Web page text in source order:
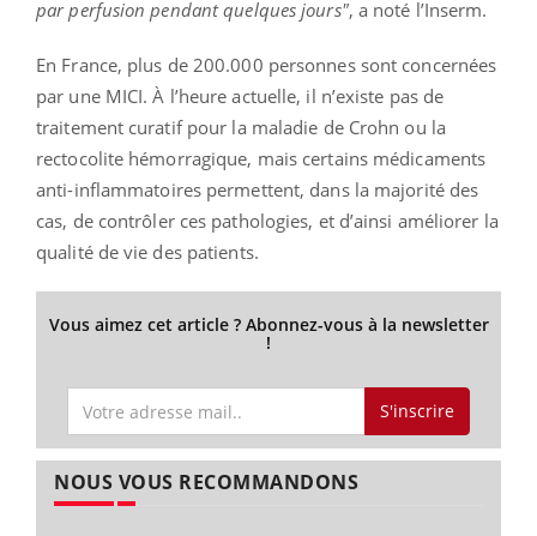
par perfusion pendant quelques jours", a noté l’Inserm.
En France, plus de 200.000 personnes sont concernées
par une MICI. À l’heure actuelle, il n’existe pas de
traitement curatif pour la maladie de Crohn ou la
rectocolite hémorragique, mais certains médicaments
anti-inflammatoires permettent, dans la majorité des
cas, de contrôler ces pathologies, et d’ainsi améliorer la
qualité de vie des patients.
Vous aimez cet article ? Abonnez-vous à la newsletter
!
S'inscrire
NOUS VOUS RECOMMANDONS